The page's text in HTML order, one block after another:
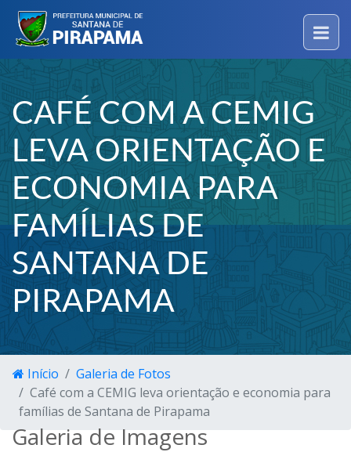
CAFÉ COM A CEMIG
LEVA ORIENTAÇÃO E
ECONOMIA PARA
FAMÍLIAS DE
SANTANA DE
PIRAPAMA
Início
Galeria de Fotos
Café com a CEMIG leva orientação e economia para
famílias de Santana de Pirapama
Galeria de Imagens